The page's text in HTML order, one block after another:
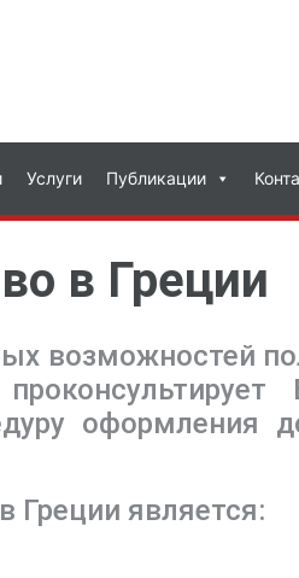
Услуги Публикации
в Греции
возможностей
оформления
Греции является: